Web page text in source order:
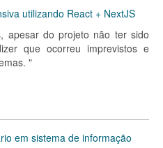
utilizando React + NextJS
apesar do projeto não ter sido
que ocorreu imprevistos e
"
em sistema de informação